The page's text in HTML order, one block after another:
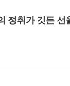
정취가 깃든